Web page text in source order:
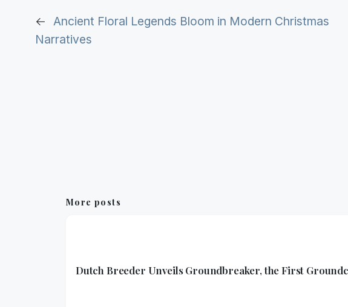
← Ancient Floral Legends Bloom in Modern Christmas
Narratives
More posts
Dutch Breeder Unveils Groundbreaker, the First